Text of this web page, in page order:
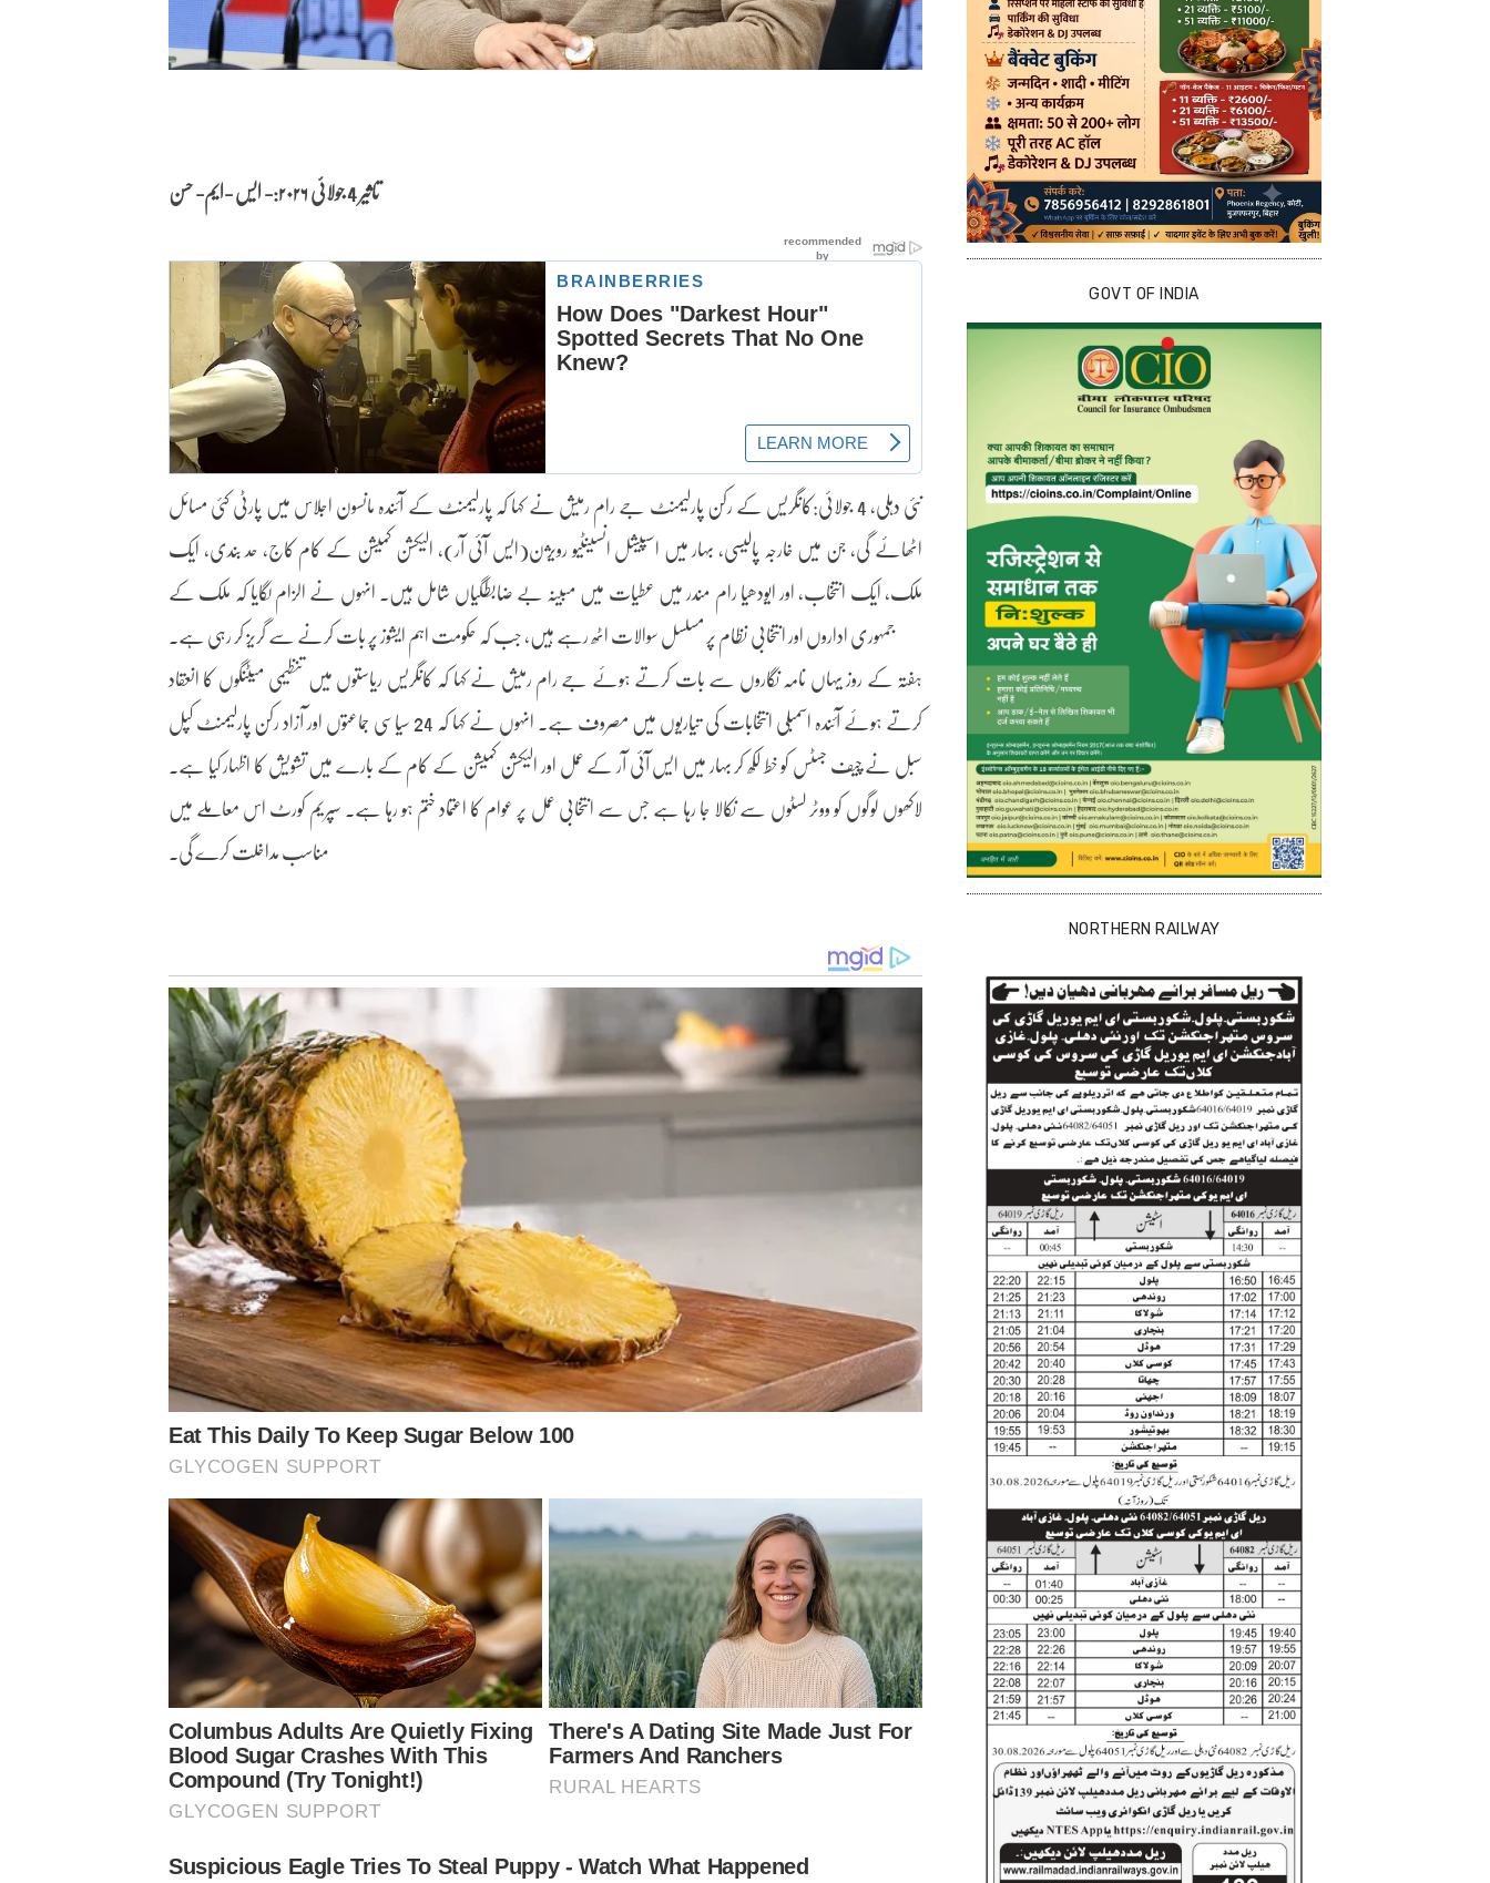
تاثیر 4 جولائی ۲۰۲۶:- ایس -ایم- حسن
نئی دہلی، 4 جولائی:کانگریس کے رکن پارلیمنٹ جے رام رمیش نے کہا کہ پارلیمنٹ کے آئندہ مانسون اجلاس میں پارٹی کئی مسائل
اٹھائے گی، جن میں خارجہ پالیسی، بہار میں اسپیشل انسینٹیو رویژن(ایس آئی آر)، الیکشن کمیشن کے کام کاج، حد بندی، ایک
ملک، ایک انتخاب، اور ایودھیا رام مندر میں عطیات میں مبینہ بے ضابطگیاں شامل ہیں۔ انہوں نے الزام لگایا کہ ملک کے
جمہوری اداروں اور انتخابی نظام پر مسلسل سوالات اٹھ رہے ہیں، جب کہ حکومت اہم ایشوز پر بات کرنے سے گریز کر رہی ہے۔
ہفتہ کے روز یہاں نامہ نگاروں سے بات کرتے ہوئے جے رام رمیش نے کہا کہ کانگریس ریاستوں میں تنظیمی میٹنگوں کا انعقاد
کرتے ہوئے آئندہ اسمبلی انتخابات کی تیاریوں میں مصروف ہے۔ انہوں نے کہا کہ 24 سیاسی جماعتوں اور آزاد رکن پارلیمنٹ کپل
سبل نے چیف جسٹس کو خط لکھ کر بہار میں ایس آئی آر کے عمل اور الیکشن کمیشن کے کام کے بارے میں تشویش کا اظہار کیا ہے۔
لاکھوں لوگوں کو ووٹر لسٹوں سے نکالا جا رہا ہے جس سے انتخابی عمل پر عوام کا اعتماد ختم ہو رہا ہے۔ سپریم کورٹ اس معاملے میں
مناسب مداخلت کرے گی۔
GOVT OF INDIA
NORTHERN RAILWAY